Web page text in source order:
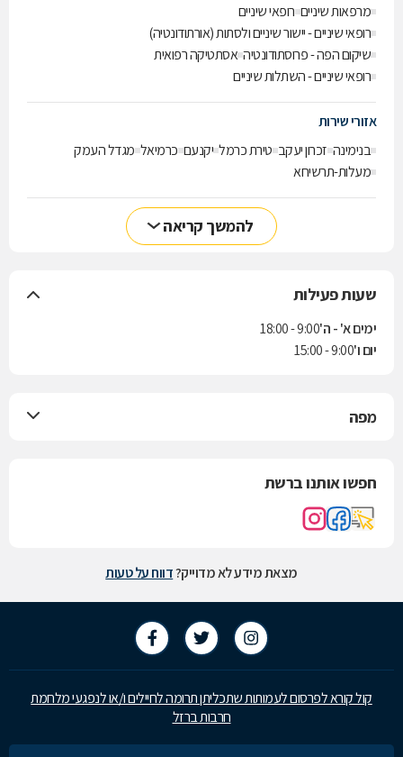
מרפאות שיניים רופאי שיניים
רופאי שיניים - יישור שיניים ולסתות (אורתודונטיה)
שיקום הפה - פרוסתודונטיה אסתטיקה רפואית
רופאי שיניים - השתלות שיניים
אזורי שירות
בנימינה זכרון יעקב טירת כרמל יקנעם כרמיאל מגדל העמק
מעלות-תרשיחא
להמשך קריאה
שעות פעילות
ימים א' - ה'9:00 - 18:00
יום ו'9:00 - 15:00
מפה
חפשו אותנו ברשת
מצאת מידע לא מדוייק?דווח על טעות
קול קורא לפרסום לעמותות שתכליתן תרומה לחיילים ו/או לנפגעי מלחמת
חרבות ברזל